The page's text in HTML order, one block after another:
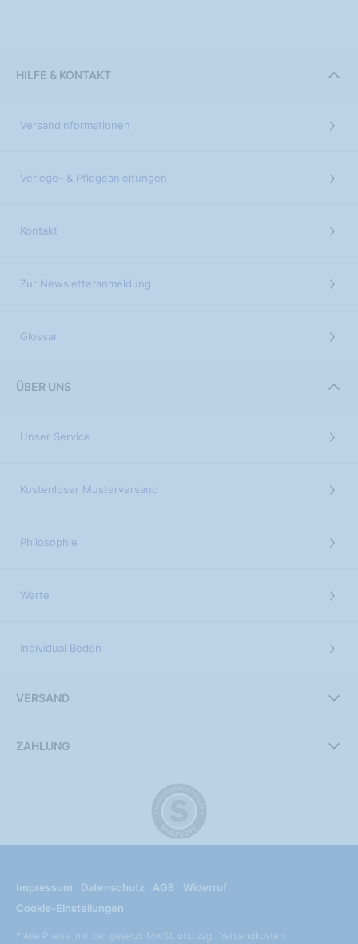
HILFE & KONTAKT
Versandinformationen
Verlege- & Pflegeanleitungen
Kontakt
Zur Newsletteranmeldung
Glossar
ÜBER UNS
Unser Service
Kostenloser Musterversand
Philosophie
Werte
Individual Boden
VERSAND
ZAHLUNG
Impressum Datenschutz AGB
Widerruf
Cookie-Einstellungen
* Alle Preise inkl. der gesetzl. MwSt. und zzgl. Versandkosten